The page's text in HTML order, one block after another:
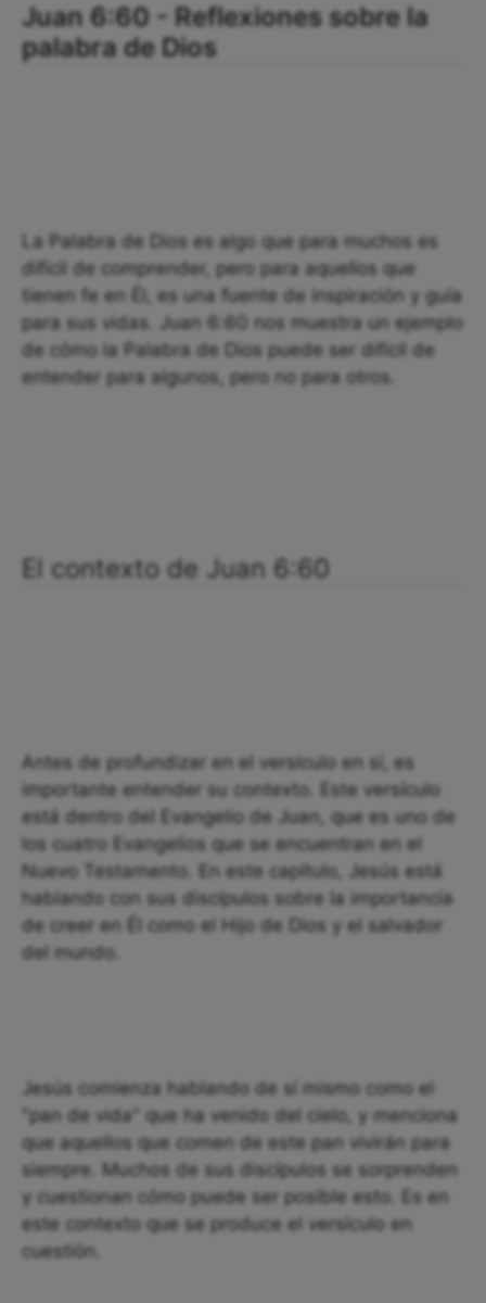
Juan 6:60 - Reflexiones sobre la
palabra de Dios
La Palabra de Dios es algo que para muchos es
difícil de comprender, pero para aquellos que
tienen fe en Él, es una fuente de inspiración y guía
para sus vidas. Juan 6:60 nos muestra un ejemplo
de cómo la Palabra de Dios puede ser difícil de
entender para algunos, pero no para otros.
El contexto de Juan 6:60
Antes de profundizar en el versículo en sí, es
importante entender su contexto. Este versículo
está dentro del Evangelio de Juan, que es uno de
los cuatro Evangelios que se encuentran en el
Nuevo Testamento. En este capítulo, Jesús está
hablando con sus discípulos sobre la importancia
de creer en Él como el Hijo de Dios y el salvador
del mundo.
Jesús comienza hablando de sí mismo como el
"pan de vida" que ha venido del cielo, y menciona
que aquellos que comen de este pan vivirán para
siempre. Muchos de sus discípulos se sorprenden
y cuestionan cómo puede ser posible esto. Es en
este contexto que se produce el versículo en
cuestión.